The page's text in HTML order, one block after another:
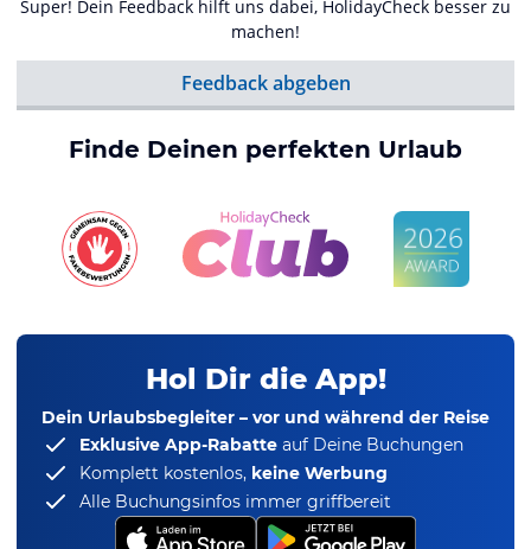
Super! Dein Feedback hilft uns dabei, HolidayCheck besser zu
machen!
Feedback abgeben
Finde Deinen perfekten Urlaub
Hol Dir die App!
Dein Urlaubsbegleiter – vor und während der Reise
Exklusive App-Rabatte auf Deine Buchungen
Komplett kostenlos, keine Werbung
Alle Buchungsinfos immer griffbereit